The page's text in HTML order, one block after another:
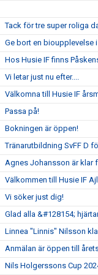
Tack för tre super roliga
Ge bort en bioupplevelse
Hos Husie IF finns
Vi letar just nu efter....
Välkomna till Husie IF
Passa på!
Bokningen är öppen!
Tränarutbildning SvFF D
Agnes Johansson är klar
Välkommen till Husie IF
Vi söker just dig!
Glad alla &#128154;
Linnea "Linnis" Nilsson
Anmälan är öppen till
Nils Holgerssons Cup